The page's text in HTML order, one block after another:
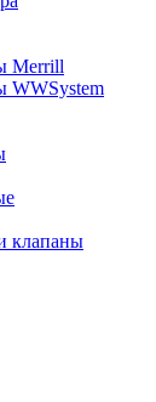
Merrill
WWSystem
клапаны